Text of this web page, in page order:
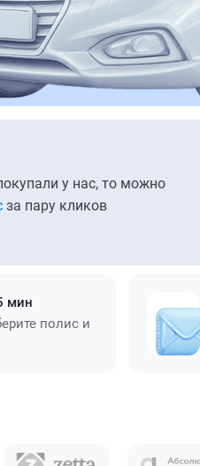
у нас, то можно
за пару кликов
мин
полис и